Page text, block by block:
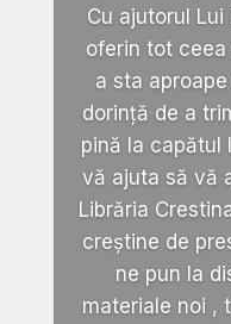
Cu ajutorul
oferin tot
a sta
dorință de a
pină la capătul
vă ajuta să vă
Librăria
creștine de
ne pun la
materiale noi ,